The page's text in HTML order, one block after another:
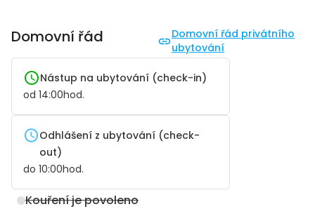
Domovní řád
Domovní řád privátního
ubytování
Nástup na ubytování (check-in)
od 14:00hod.
Odhlášení z ubytování (check-
out)
do 10:00hod.
Kouření je povoleno